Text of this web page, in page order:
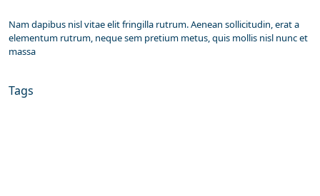
Nam dapibus nisl vitae elit fringilla rutrum. Aenean sollicitudin, erat a
elementum rutrum, neque sem pretium metus, quis mollis nisl nunc et
massa
Tags